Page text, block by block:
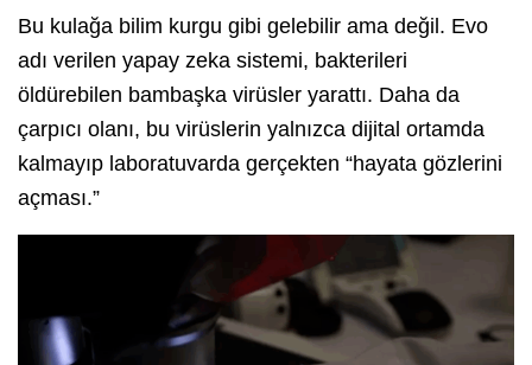
Bu kulağa bilim kurgu gibi gelebilir ama değil. Evo
adı verilen yapay zeka sistemi, bakterileri
öldürebilen bambaşka virüsler yarattı. Daha da
çarpıcı olanı, bu virüslerin yalnızca dijital ortamda
kalmayıp laboratuvarda gerçekten “hayata gözlerini
açması.”